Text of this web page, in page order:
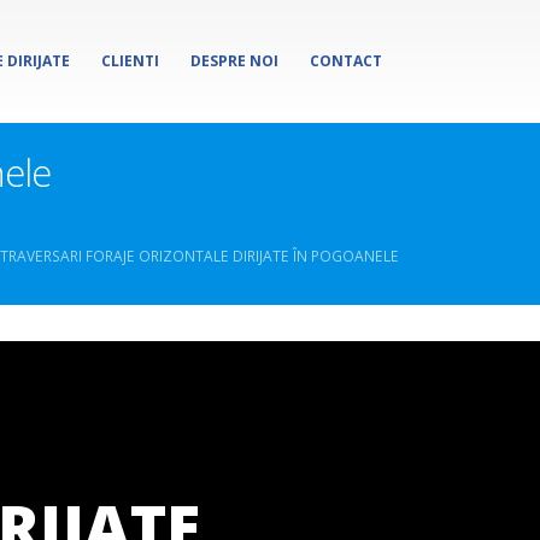
DIRIJATE CLIENTI DESPRE NOI CONTACT
FORAJE ORIZONTALE DIRIJATE ÎN POGOANELE